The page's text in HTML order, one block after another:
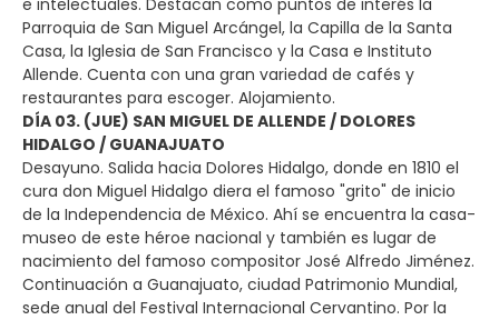
e intelectuales. Destacan como puntos de interés la
Parroquia de San Miguel Arcángel, la Capilla de la Santa
Casa, la Iglesia de San Francisco y la Casa e Instituto
Allende. Cuenta con una gran variedad de cafés y
restaurantes para escoger. Alojamiento.
DÍA 03. (JUE) SAN MIGUEL DE ALLENDE / DOLORES
HIDALGO / GUANAJUATO
Desayuno. Salida hacia Dolores Hidalgo, donde en 1810 el
cura don Miguel Hidalgo diera el famoso "grito" de inicio
de la Independencia de México. Ahí se encuentra la casa-
museo de este héroe nacional y también es lugar de
nacimiento del famoso compositor José Alfredo Jiménez.
Continuación a Guanajuato, ciudad Patrimonio Mundial,
sede anual del Festival Internacional Cervantino. Por la